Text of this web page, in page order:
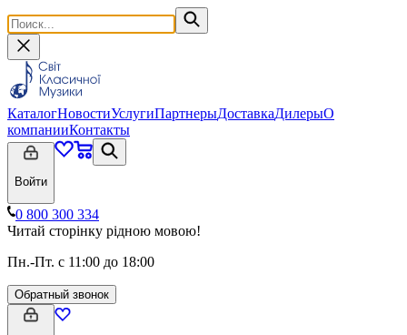
КаталогНовостиУслугиПартнерыДоставкаДилерыО
компанииКонтакты
Войти
0 800 300 334
Читай сторінку рідною мовою!
Пн.-Пт. с 11:00 до 18:00
Обратный звонок